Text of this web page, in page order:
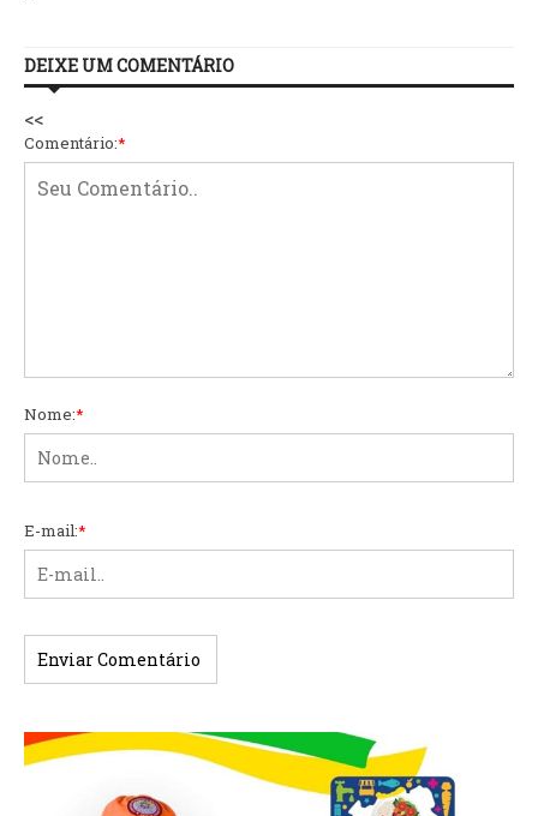
DEIXE UM COMENTÁRIO
<<
Comentário:*
Nome:*
E-mail:*